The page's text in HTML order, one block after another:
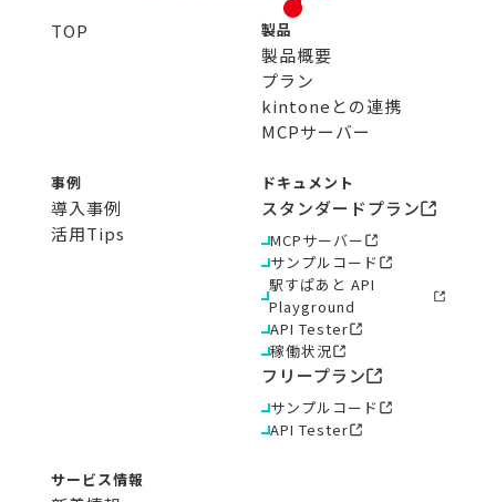
TOP 製品
製品概要
プラン
kintoneとの連携
MCPサーバー
事例
導入事例
活用Tips
ドキュメント
スタンダードプラン
MCPサーバー
サンプルコード
駅すぱあと API
Playground
API Tester
稼働状況
フリープラン
サンプルコード
API Tester
サービス情報